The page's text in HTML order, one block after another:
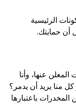
الرئيسية
أن حمايتك.
عنها، وأنا
منا يريد أن يدمر؟
باعتبارها